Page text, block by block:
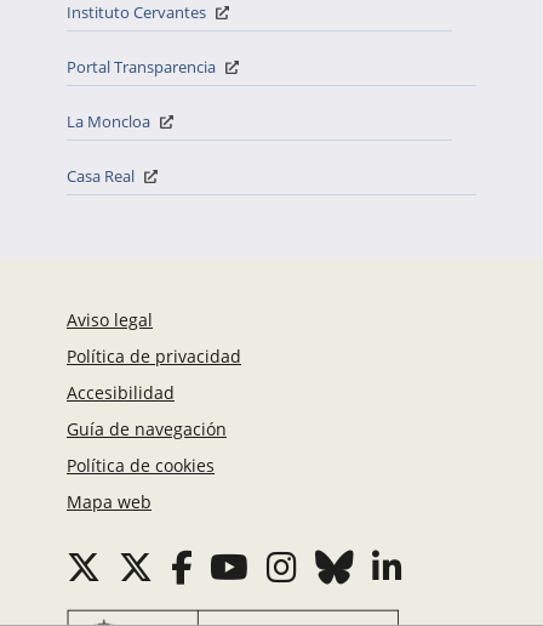
Instituto Cervantes
Portal Transparencia
La Moncloa
Casa Real
Aviso legal
Política de privacidad
Accesibilidad
Guía de navegación
Política de cookies
Mapa web